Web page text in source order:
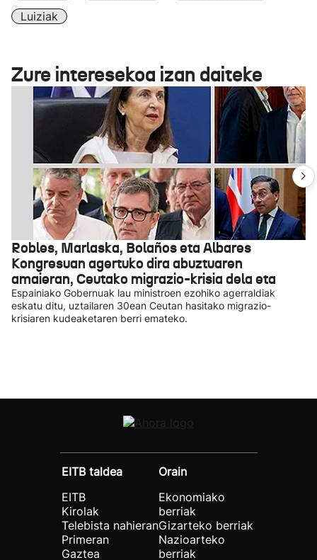
Luiziak
Zure interesekoa izan daiteke
Robles, Marlaska, Bolaños eta Albares
Kongresuan agertuko dira abuztuaren
amaieran, Ceutako migrazio-krisia dela eta
Espainiako Gobernuak lau ministroen ezohiko agerraldiak
eskatu ditu, uztailaren 30ean Ceutan hasitako migrazio-
krisiaren kudeaketaren berri emateko.
EITB taldea
EITB
Kirolak
Telebista nahieran
Primeran
Gaztea
Orain
Ekonomiako
berriak
Gizarteko berriak
Nazioarteko
berriak